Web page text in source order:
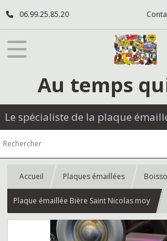
06.99.25.85.20
Au temps
Le spécialiste de la plaque
Accueil Plaques émaillées
Plaque émaillée Bière Saint Nicolas moy